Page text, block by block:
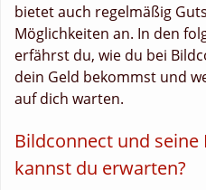
bietet auch regelmäßig
Möglichkeiten an. In den
erfährst du, wie du bei
dein Geld bekommst und
auf dich warten.
Bildconnect und seine
kannst du erwarten?